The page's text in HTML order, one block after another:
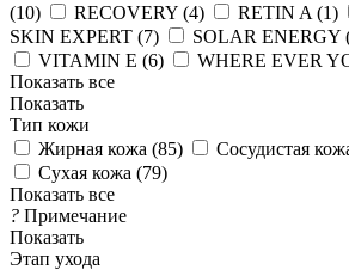
(10) RECOVERY (4) RETIN A (1)
SKIN EXPERT (7) SOLAR ENERGY
VITAMIN E (6) WHERE EVER
Показать все
Показать
Тип кожи
Жирная кожа (85) Сосудистая
Сухая кожа (79)
Показать все
? Примечание
Показать
Этап ухода